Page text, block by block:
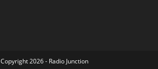
Copyright 2026 - Radio Junction